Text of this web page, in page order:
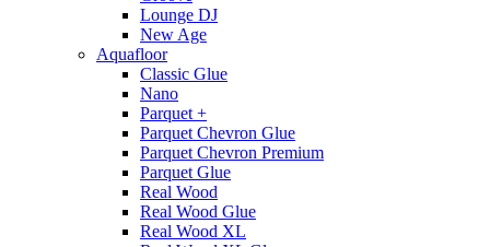
Lounge DJ
New Age
Aquafloor
Classic Glue
Nano
Parquet +
Parquet Chevron Glue
Parquet Chevron Premium
Parquet Glue
Real Wood
Real Wood Glue
Real Wood XL